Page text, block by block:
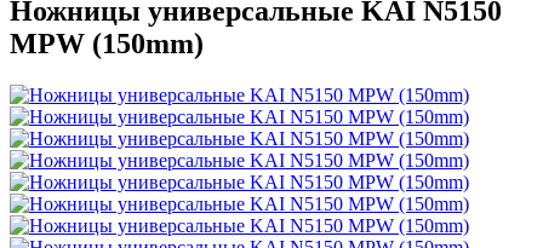
Ножницы универсальные KAI N5150
MPW (150mm)